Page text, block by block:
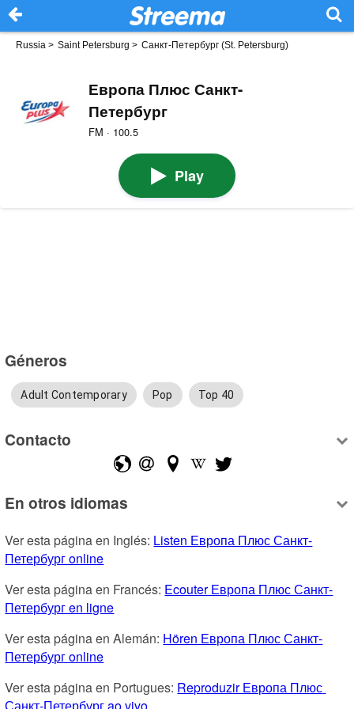
Russia > Saint Petersburg > Санкт-Петербург (St. Petersburg)
Европа Плюс Санкт-
Петербург
FM · 100.5
Play
Géneros
Adult Contemporary Pop Top 40
Contacto
En otros idiomas
Ver esta página en Inglés: Listen Европа Плюс Санкт-
Петербург online
Ver esta página en Francés: Ecouter Европа Плюс Санкт-
Петербург en ligne
Ver esta página en Alemán: Hören Европа Плюс Санкт-
Петербург online
Ver esta página en Portugues: Reproduzir Европа Плюс
Санкт-Петербург ao vivo